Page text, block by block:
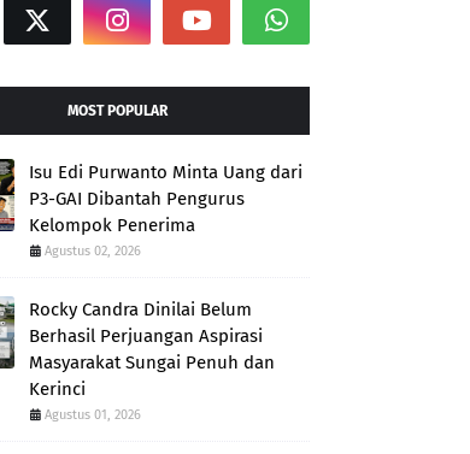
MOST POPULAR
Isu Edi Purwanto Minta Uang dari
P3-GAI Dibantah Pengurus
Kelompok Penerima
Agustus 02, 2026
Rocky Candra Dinilai Belum
Berhasil Perjuangan Aspirasi
Masyarakat Sungai Penuh dan
Kerinci
Agustus 01, 2026